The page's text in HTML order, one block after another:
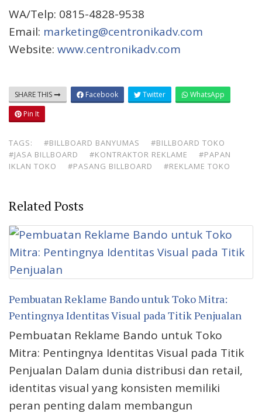
WA/Telp: 0815-4828-9538
Email: marketing@centronikadv.com
Website: www.centronikadv.com
SHARE THIS Facebook Twitter
WhatsApp
Pin It
TAGS: #BILLBOARD BANYUMAS
#BILLBOARD TOKO
#JASA BILLBOARD
#KONTRAKTOR REKLAME
#PAPAN
IKLAN TOKO
#PASANG BILLBOARD #REKLAME TOKO
Related Posts
Pembuatan Reklame Bando untuk Toko Mitra:
Pentingnya Identitas Visual pada Titik Penjualan
Pembuatan Reklame Bando untuk Toko
Mitra: Pentingnya Identitas Visual pada Titik
Penjualan Dalam dunia distribusi dan retail,
identitas visual yang konsisten memiliki
peran penting dalam membangun